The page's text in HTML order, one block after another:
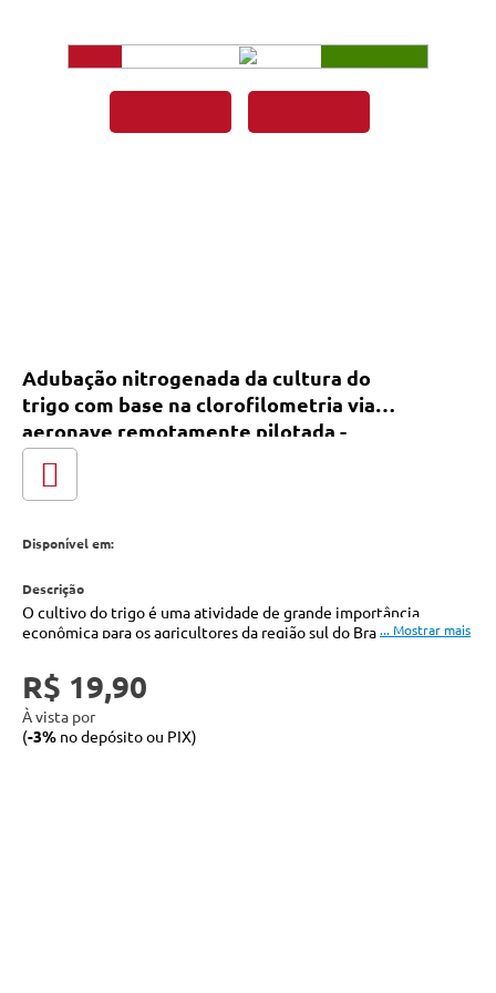
Adubação nitrogenada da cultura do
trigo com base na clorofilometria via
aeronave remotamente pilotada -
Impresso
Disponível em:
O cultivo do trigo é uma atividade de grande importância
econômica para os agricultores da região sul do Brasil. Esta obra
decisão ou aplicações de fertilizantes, manejar a adubação
nitrogenada para a cultura do trigo com a utilização de veículo
aéreo não tripulado, influenciando em tomadas de decisão
rápidas e com facilidade, visando à sustentabilidade do sistema
de produção.
R$ 19,90
À vista por
(-3% no depósito ou PIX)